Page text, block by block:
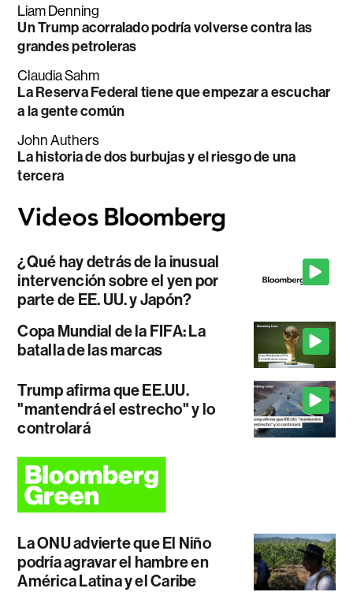
Liam Denning
Un Trump acorralado podría volverse contra las
grandes petroleras
Claudia Sahm
La Reserva Federal tiene que empezar a escuchar
a la gente común
John Authers
La historia de dos burbujas y el riesgo de una
tercera
¿Qué hay detrás de la inusual
intervención sobre el yen por
parte de EE. UU. y Japón?
Copa Mundial de la FIFA: La
batalla de las marcas
Trump afirma que EE.UU.
"mantendrá el estrecho" y lo
controlará
La ONU advierte que El Niño
podría agravar el hambre en
América Latina y el Caribe